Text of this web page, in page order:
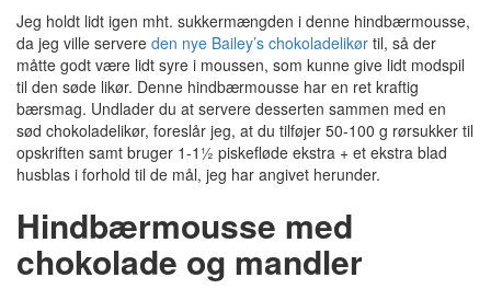
Jeg holdt lidt igen mht. sukkermængden i denne hindbærmousse,
da jeg ville servere den nye Bailey’s chokoladelikør til, så der
måtte godt være lidt syre i moussen, som kunne give lidt modspil
til den søde likør. Denne hindbærmousse har en ret kraftig
bærsmag. Undlader du at servere desserten sammen med en
sød chokoladelikør, foreslår jeg, at du tilføjer 50-100 g rørsukker til
opskriften samt bruger 1-1½ piskefløde ekstra + et ekstra blad
husblas i forhold til de mål, jeg har angivet herunder.
Hindbærmousse med
chokolade og mandler